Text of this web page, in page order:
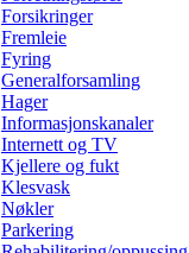
Forsikringer
Fremleie
Fyring
Generalforsamling
Hager
Informasjonskanaler
Internett og TV
Kjellere og fukt
Klesvask
Nøkler
Parkering